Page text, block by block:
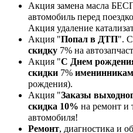
Акция замена масла
автомобиль перед
Акция удаление
Акция "Попал в ДТП".
скидку 7% на
Акция "С Днем
скидки 7% именинникам
рождения).
Акция "Заказы
скидка 10% на ремонт и
автомобиля!
Ремонт, диагностика и